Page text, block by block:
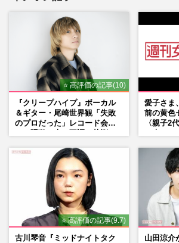
⭐ 高評価の記事(10)
『クリープハイプ』ボーカル
＆ギター・尾崎世界観「失敗
のプロだった」レコード会社
愛子さま
前の黄色
〈親子2
⭐ 高評価の記事(9.7)
古川琴音『ミッドナイトタク
山田涼介